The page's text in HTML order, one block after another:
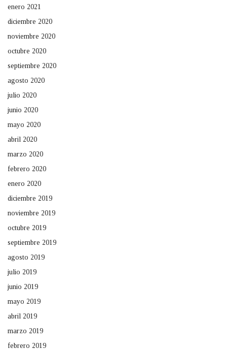
enero 2021
diciembre 2020
noviembre 2020
octubre 2020
septiembre 2020
agosto 2020
julio 2020
junio 2020
mayo 2020
abril 2020
marzo 2020
febrero 2020
enero 2020
diciembre 2019
noviembre 2019
octubre 2019
septiembre 2019
agosto 2019
julio 2019
junio 2019
mayo 2019
abril 2019
marzo 2019
febrero 2019